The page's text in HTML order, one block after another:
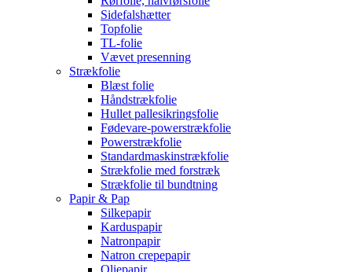
Sidefalshætter
Topfolie
TL-folie
Vævet presenning
Strækfolie
Blæst folie
Håndstrækfolie
Hullet pallesikringsfolie
Fødevare-powerstrækfolie
Powerstrækfolie
Standardmaskinstrækfolie
Strækfolie med forstræk
Strækfolie til bundtning
Papir & Pap
Silkepapir
Karduspapir
Natronpapir
Natron crepepapir
Oliepapir